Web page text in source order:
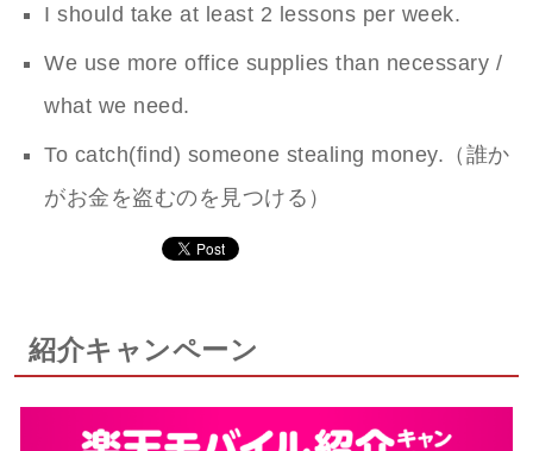
I should take at least 2 lessons per week.
We use more office supplies than necessary /
what we need.
To catch(find) someone stealing money.（誰か
がお金を盗むのを見つける）
紹介キャンペーン